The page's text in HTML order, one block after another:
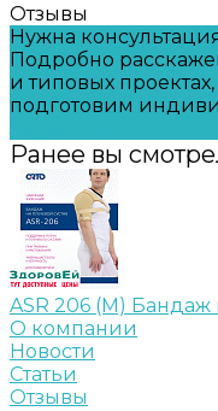
Отзывы
Нужна
Подробно
и типовых
подготовим
Ранее вы
ASR 206 (M) Бандаж
О компании
Новости
Статьи
Отзывы